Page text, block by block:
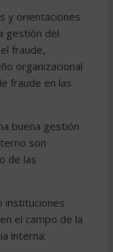
y orientaciones
gestión del
fraude,
organizacional
fraude en las
buena gestión
son
de las
instituciones
el campo de la
interna: